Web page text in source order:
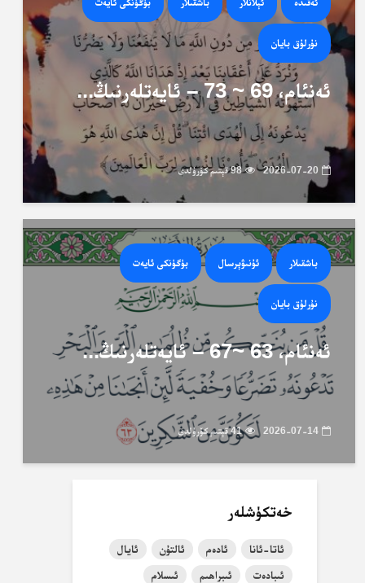
نۇرلۇق بايان
ئەنئام، 69 ~ 73 – ئايەتلەرنىڭ...
2026-07-20 98 قېتىم كۆرۈلدى
باشقىلار ئۇنىۋېرسال بۈگۈنكى ئايەت
نۇرلۇق بايان
ئەنئام، 63 ~67 – ئايەتلەرنىڭ...
2026-07-14 41 قېتىم كۆرۈلدى
خەتكۈشلەر
ئاتا-ئانا ئادەم ئالتۇن
ئايال
ئىبادەت
ئىبراھىم
ئىسلام